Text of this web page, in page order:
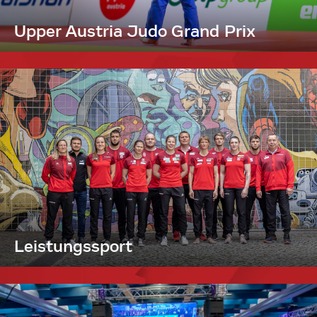
Upper Austria Judo Grand Prix
Leistungssport